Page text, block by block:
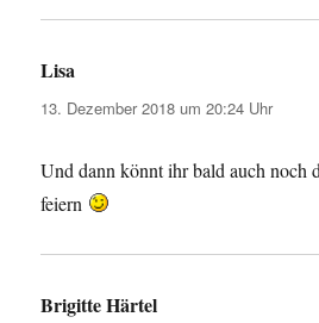
Lisa
13. Dezember 2018 um 20:24 Uhr
Und dann könnt ihr bald auch noch
feiern
Brigitte Härtel